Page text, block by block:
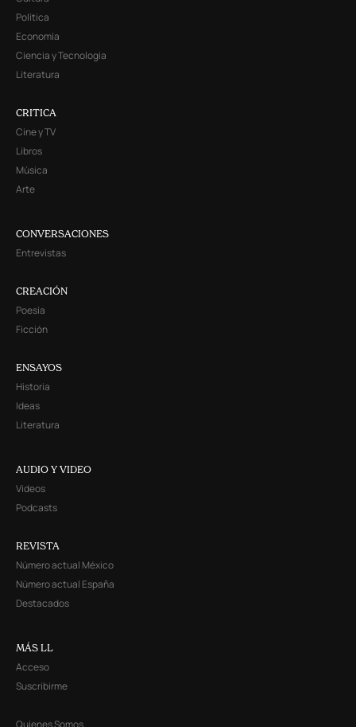
Política
Economía
Ciencia y Tecnología
Literatura
CRITICA
Cine y TV
Libros
Música
Arte
CONVERSACIONES
Entrevistas
CREACIÓN
Poesía
Ficción
ENSAYOS
Historia
Ideas
Literatura
AUDIO Y VIDEO
Videos
Podcasts
REVISTA
Número actual México
Número actual España
Destacados
MÁS LL
Acceso
Suscribirme
Quienes Somos